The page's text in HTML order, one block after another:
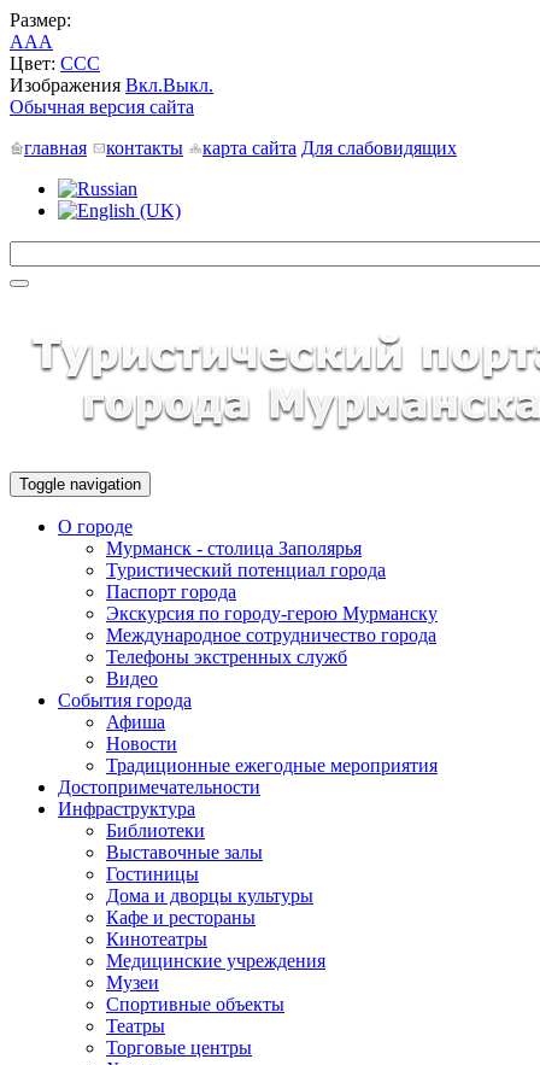
Размер:
AAA
Цвет: CCC
Изображения Вкл.Выкл.
Обычная версия сайта
главная
контакты карта сайта Для слабовидящих
Toggle navigation
О городе
Мурманск - столица Заполярья
Туристический потенциал города
Паспорт города
Экскурсия по городу-герою Мурманску
Международное сотрудничество города
Телефоны экстренных служб
Видео
События города
Афиша
Новости
Традиционные ежегодные мероприятия
Достопримечательности
Инфраструктура
Библиотеки
Выставочные залы
Гостиницы
Дома и дворцы культуры
Кафе и рестораны
Кинотеатры
Медицинские учреждения
Музеи
Спортивные объекты
Театры
Торговые центры